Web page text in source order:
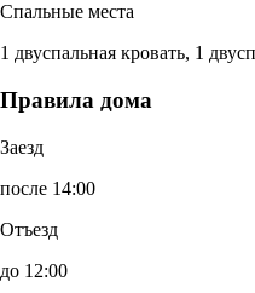
Спальные места
1 двуспальная кровать, 1
Правила дома
Заезд
после 14:00
Отъезд
до 12:00